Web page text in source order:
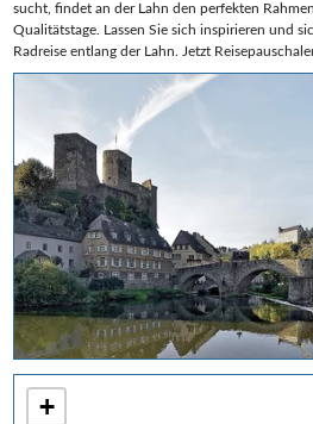
+
sucht, findet an der Lahn den perfekten
Qualitätstage. Lassen Sie sich inspirieren und
Radreise entlang der Lahn. Jetzt